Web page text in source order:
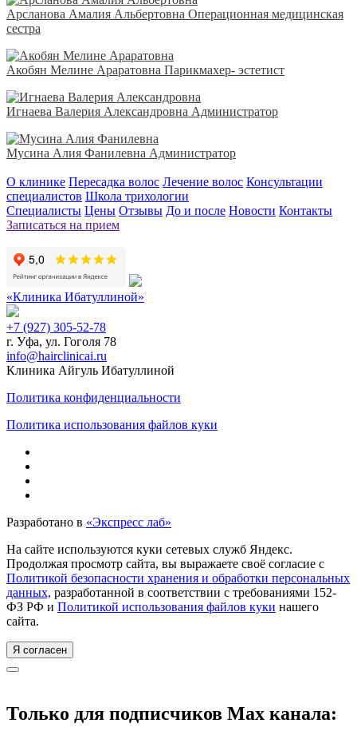
Арсланова Амалия Альбертовна Операционная медицинская
сестра
Акобян Мелине Араратовна Парикмахер- эстетист
Игнаева Валерия Александровна Администратор
Мусина Алия Фанилевна Администратор
О клинике Пересадка волос Лечение волос Консультации
специалистов Школа трихологии
Специалисты Цены Отзывы До и после Новости Контакты
Записаться на прием
«Клиника Ибатуллиной»
+7 (927) 305-52-78
г. Уфа, ул. Гоголя 78
info@hairclinicai.ru
Клиника Айгуль Ибатуллиной
Политика конфиденциальности
Политика использования файлов куки
Разработано в «Экспресс лаб»
На сайте используются куки сетевых служб Яндекс.
Продолжая просмотр сайта, вы выражаете своё согласие с
Политикой безопасности хранения и обработки персональных
данных, разработанной в соответствии с требованиями 152-
ФЗ РФ и Политикой использования файлов куки нашего
сайта.
Я согласен
Только для подписчиков Max канала: